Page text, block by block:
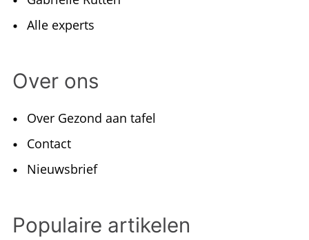
Alle experts
Over ons
Over Gezond aan tafel
Contact
Nieuwsbrief
Populaire artikelen